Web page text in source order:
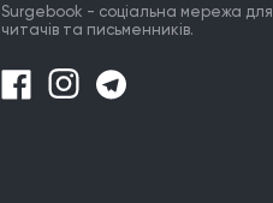
Surgebook - соціальна мережа для
читачів та письменників.